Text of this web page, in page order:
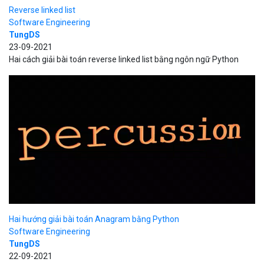
Reverse linked list
Software Engineering
TungDS
23-09-2021
Hai cách giải bài toán reverse linked list bằng ngôn ngữ Python
Hai hướng giải bài toán Anagram bằng Python
Software Engineering
TungDS
22-09-2021